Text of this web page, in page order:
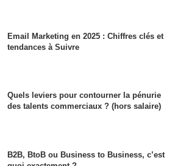
Email Marketing en 2025 : Chiffres clés et
tendances à Suivre
Quels leviers pour contourner la pénurie
des talents commerciaux ? (hors salaire)
B2B, BtoB ou Business to Business, c’est